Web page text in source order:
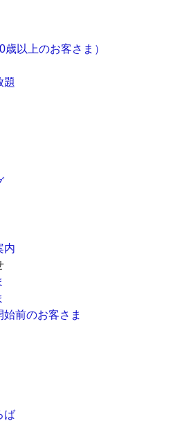
以上のお客さま）
題
内
前のお客さま
ば